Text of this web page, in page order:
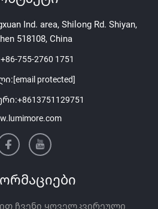
Ind. area, Shilong Rd. Shiyan,
518108, China
+86-755-2760 1751
[email protected]
+8613751129751
ჩვენი ყოველკვირეული